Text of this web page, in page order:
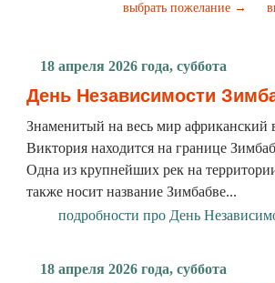
выбрать пожелание →
18 апреля 2026 года, суббота
День Независимости
Знаменитый на весь мир африканский
Виктория находится на границе
Одна из крупнейших рек на
также носит название Зимбабве...
подробности про День
18 апреля 2026 года, суббота